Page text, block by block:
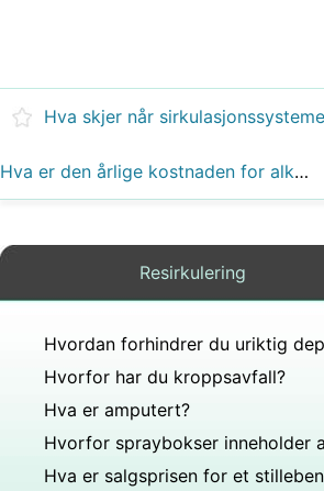
Hva er den årlige kostnaden for alkoholrelaterte ulykker?
Resirkulering
Hvorfor har du kroppsavfall?
Hva er amputert?